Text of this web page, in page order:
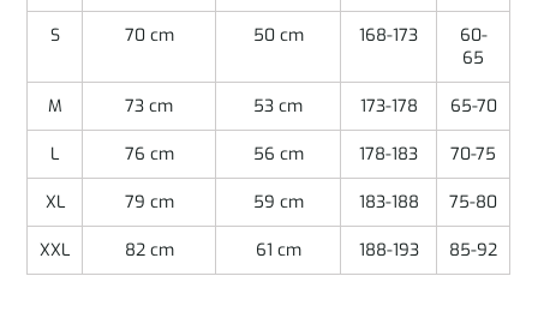
S 70 cm 50 cm 168-173
60-
65
M 73 cm 53 cm 173-178 65-70
L 76 cm 56 cm 178-183 70-75
XL 79 cm 59 cm 183-188 75-80
XXL 82 cm 61 cm 188-193 85-92